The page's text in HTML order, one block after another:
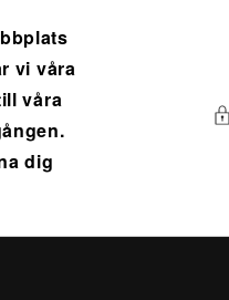
vi våra
våra
dig